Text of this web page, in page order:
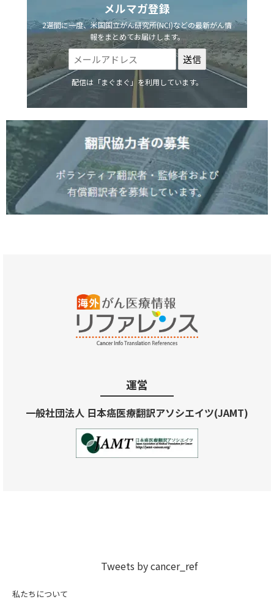
メルマガ登録
2週間に一度、米国国立がん研究所(NCI)などの最新がん情
報をまとめてお届けします。
配信は「まぐまぐ」を利用しています。
運営
一般社団法人 日本癌医療翻訳アソシエイツ(JAMT)
Tweets by cancer_ref
私たちについて